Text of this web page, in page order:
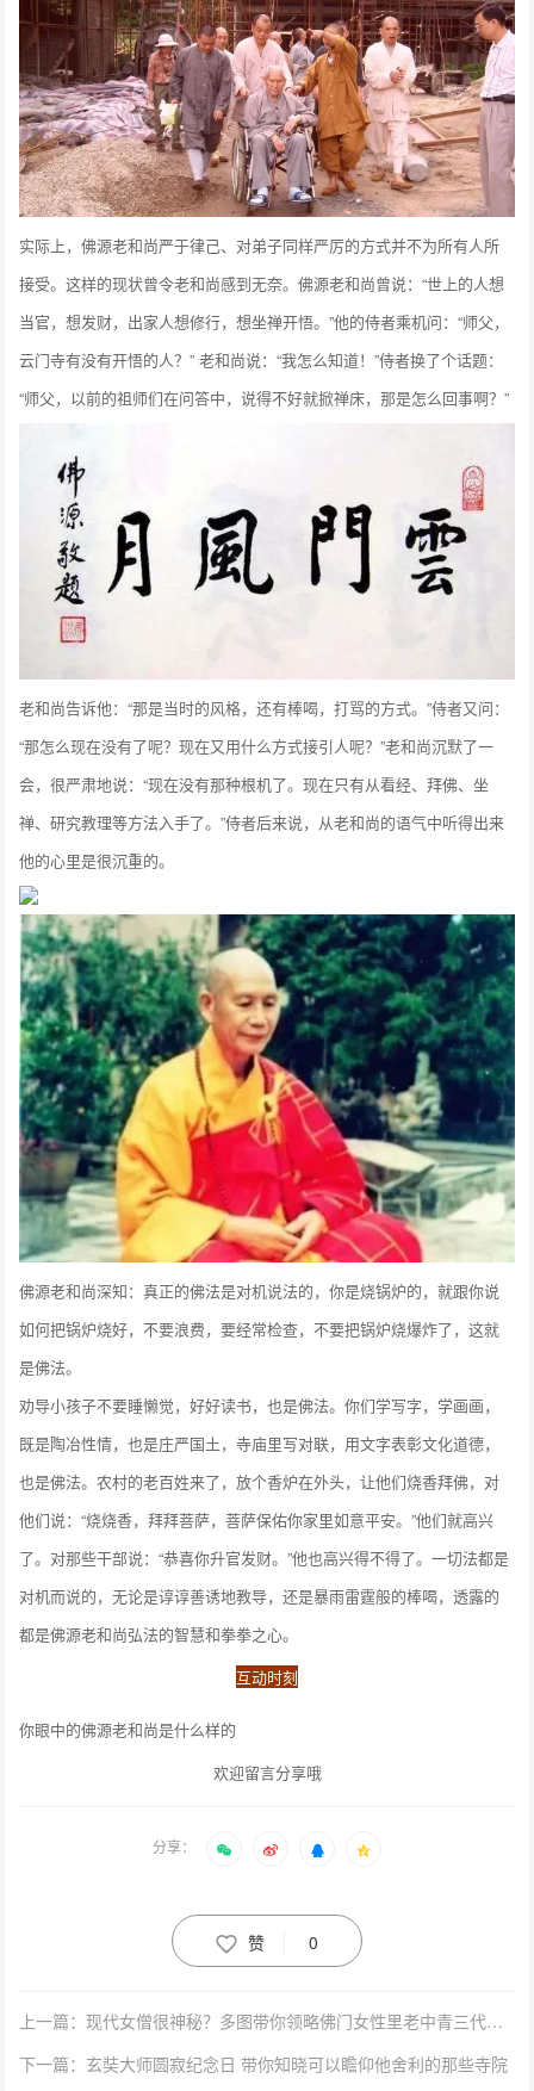
实际上，佛源老和尚严于律己、对弟子同样严厉的方式并不为所有人所
接受。这样的现状曾令老和尚感到无奈。佛源老和尚曾说：“世上的人想
当官，想发财，出家人想修行，想坐禅开悟。”他的侍者乘机问：“师父，
云门寺有没有开悟的人？” 老和尚说：“我怎么知道！”侍者换了个话题：
“师父，以前的祖师们在问答中，说得不好就掀禅床，那是怎么回事啊？”
老和尚告诉他：“那是当时的风格，还有棒喝，打骂的方式。”侍者又问：
“那怎么现在没有了呢？现在又用什么方式接引人呢？”老和尚沉默了一
会，很严肃地说：“现在没有那种根机了。现在只有从看经、拜佛、坐
禅、研究教理等方法入手了。”侍者后来说，从老和尚的语气中听得出来
他的心里是很沉重的。
佛源老和尚深知：真正的佛法是对机说法的，你是烧锅炉的，就跟你说
如何把锅炉烧好，不要浪费，要经常检查，不要把锅炉烧爆炸了，这就
是佛法。
劝导小孩子不要睡懒觉，好好读书，也是佛法。你们学写字，学画画，
既是陶冶性情，也是庄严国土，寺庙里写对联，用文字表彰文化道德，
也是佛法。农村的老百姓来了，放个香炉在外头，让他们烧香拜佛，对
他们说：“烧烧香，拜拜菩萨，菩萨保佑你家里如意平安。”他们就高兴
了。对那些干部说：“恭喜你升官发财。”他也高兴得不得了。一切法都是
对机而说的，无论是谆谆善诱地教导，还是暴雨雷霆般的棒喝，透露的
都是佛源老和尚弘法的智慧和拳拳之心。
互动时刻
你眼中的佛源老和尚是什么样的
欢迎留言分享哦
分享：
赞 0
上一篇：现代女僧很神秘？多图带你领略佛门女性里老中青三代的美
下一篇：玄奘大师圆寂纪念日 带你知晓可以瞻仰他舍利的那些寺院